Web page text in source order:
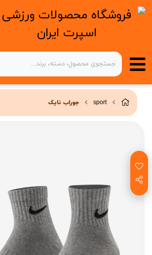
sport جوراب نایک